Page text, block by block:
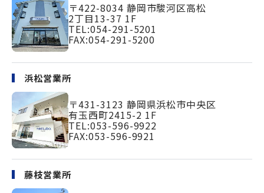
〒422-8034 静岡市駿河区高松
2丁目13-37 1F
TEL:054-291-5201
FAX:054-291-5200
浜松営業所
〒431-3123 静岡県浜松市中央区
有玉西町2415-2 1F
TEL:053-596-9922
FAX:053-596-9921
藤枝営業所